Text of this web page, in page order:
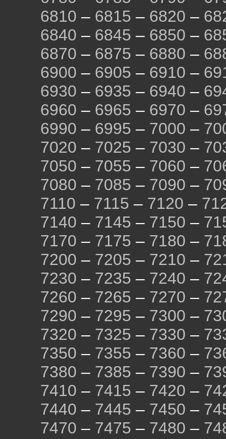
6810 – 6815 – 6820 –
6840 – 6845 – 6850 –
6870 – 6875 – 6880 –
6900 – 6905 – 6910 –
6930 – 6935 – 6940 –
6960 – 6965 – 6970 –
6990 – 6995 – 7000 –
7020 – 7025 – 7030 –
7050 – 7055 – 7060 –
7080 – 7085 – 7090 –
7110 – 7115 – 7120 –
7140 – 7145 – 7150 –
7170 – 7175 – 7180 –
7200 – 7205 – 7210 –
7230 – 7235 – 7240 –
7260 – 7265 – 7270 –
7290 – 7295 – 7300 –
7320 – 7325 – 7330 –
7350 – 7355 – 7360 –
7380 – 7385 – 7390 –
7410 – 7415 – 7420 –
7440 – 7445 – 7450 –
7470 – 7475 – 7480 –